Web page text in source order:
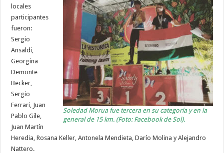
Soledad Morua fue tercera en su categoría y en la
general de 15 km. (Foto: Facebook de Sol).
locales
participantes
fueron:
Sergio
Ansaldi,
Georgina
Demonte
Becker,
Sergio
Ferrari, Juan
Pablo Gile,
Juan Martín
Heredia, Rosana Keller, Antonela Mendieta, Darío Molina y Alejandro
Nattero.